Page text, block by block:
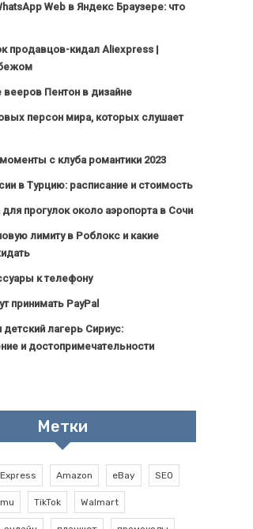
Web в Яндекс Браузере: что
продавцов-кидал Aliexpress |
вееров Пентон в дизайне
персон мира, которых слушает
с клуба романтики 2023
в Турцию: расписание и стоимость
прогулок около аэропорта в Сочи
лимиту в Роблокс и какие
к телефону
принимать PayPal
детский лагерь Сириус:
и достопримечательности
Метки
Amazon eBay SEO
TikTok Walmart